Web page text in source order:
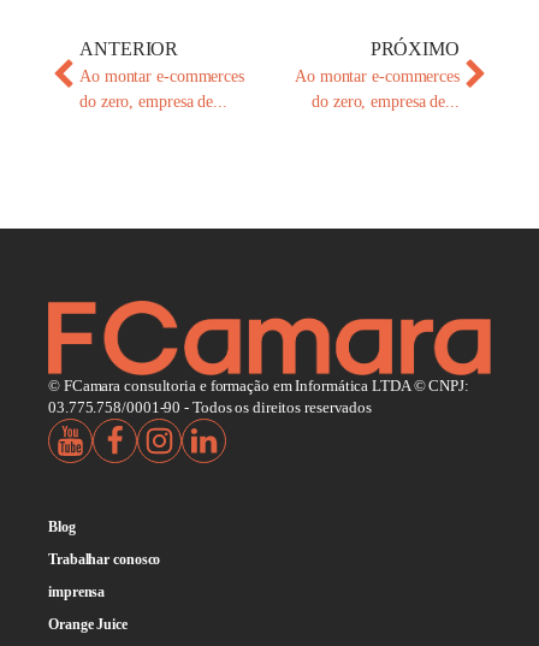
ANTERIOR
Ao montar e-commerces
do zero, empresa de...
PRÓXIMO
Ao montar e-commerces
do zero, empresa de...
© FCamara consultoria e formação em Informática LTDA © CNPJ:
03.775.758/0001-90 - Todos os direitos reservados
Blog
Trabalhar conosco
imprensa
Orange Juice